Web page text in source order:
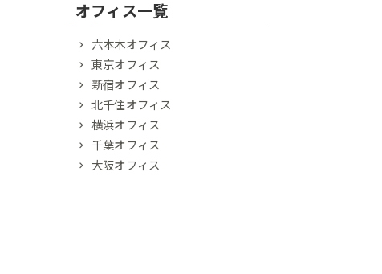
オフィス一覧
六本木オフィス
東京オフィス
新宿オフィス
北千住オフィス
横浜オフィス
千葉オフィス
大阪オフィス